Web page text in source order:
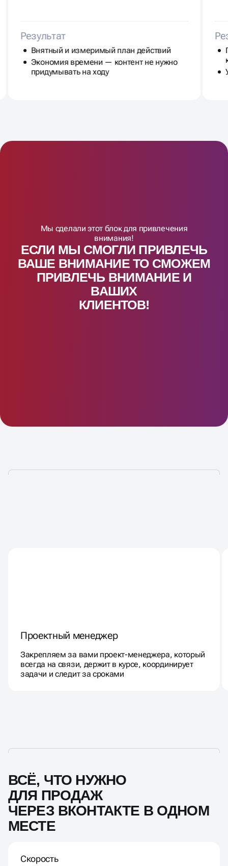
Результат
Внятный и измеримый план действий
Экономия времени — контент не нужно
придумывать на ходу
Мы сделали этот блок для привлечения
внимания!
ЕСЛИ МЫ СМОГЛИ ПРИВЛЕЧЬ
ВАШЕ ВНИМАНИЕ ТО СМОЖЕМ
ПРИВЛЕЧЬ ВНИМАНИЕ И
ВАШИX
КЛИЕНТОВ!
Проектный менеджер
Закрепляем за вами проект-менеджера, который
всегда на связи, держит в курсе, координирует
задачи и следит за сроками
ВСЁ, ЧТО НУЖНО
ДЛЯ ПРОДАЖ
ЧЕРЕЗ ВКОНТАКТЕ В ОДНОМ
МЕСТЕ
Скорость